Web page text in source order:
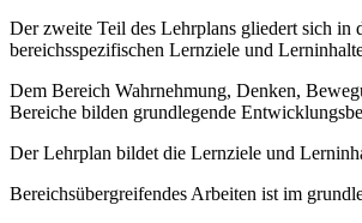
Der zweite Teil des Lehrplans gliedert sich in
bereichsspezifischen Lernziele und
Dem Bereich Wahrnehmung, Denken,
Bereiche bilden grundlegende
Der Lehrplan bildet die Lernziele und
Bereichsübergreifendes Arbeiten ist im